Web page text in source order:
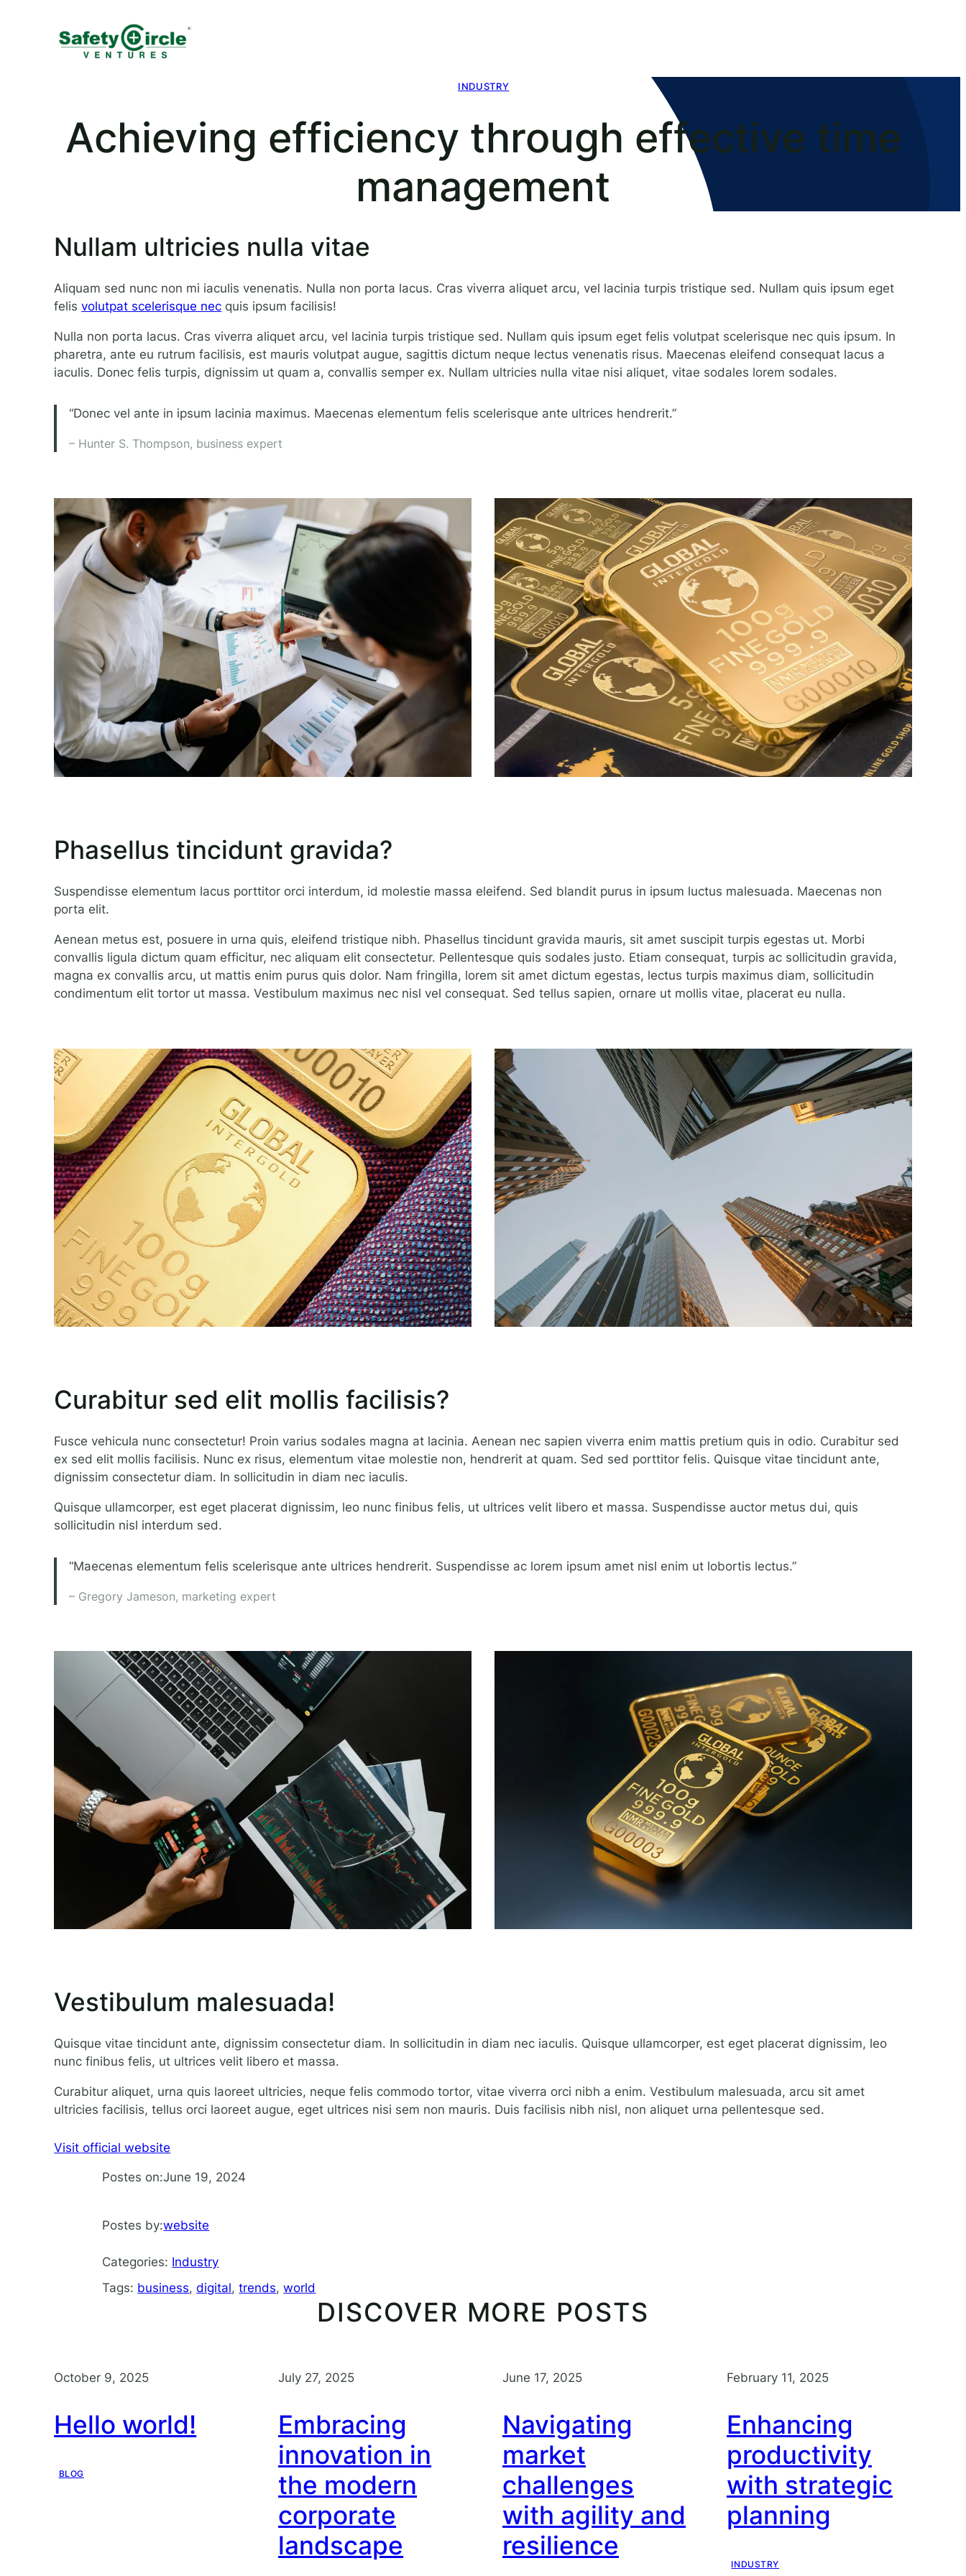
INDUSTRY
Achieving efficiency through effective time
management
Nullam ultricies nulla vitae
Aliquam sed nunc non mi iaculis venenatis. Nulla non porta lacus. Cras viverra aliquet arcu, vel lacinia turpis tristique sed. Nullam quis ipsum eget
felisvolutpat scelerisque nec quis ipsum facilisis!
Nulla non porta lacus. Cras viverra aliquet arcu, vel lacinia turpis tristique sed. Nullam quis ipsum eget felis volutpat scelerisque nec quis ipsum. In
pharetra, ante eu rutrum facilisis, est mauris volutpat augue, sagittis dictum neque lectus venenatis risus. Maecenas eleifend consequat lacus a
iaculis. Donec felis turpis, dignissim ut quam a, convallis semper ex. Nullam ultricies nulla vitae nisi aliquet, vitae sodales lorem sodales.
“Donec vel ante in ipsum lacinia maximus. Maecenas elementum felis scelerisque ante ultrices hendrerit.”
– Hunter S. Thompson, business expert
Phasellus tincidunt gravida?
Suspendisse elementum lacus porttitor orci interdum, id molestie massa eleifend. Sed blandit purus in ipsum luctus malesuada. Maecenas non
porta elit.
Aenean metus est, posuere in urna quis, eleifend tristique nibh. Phasellus tincidunt gravida mauris, sit amet suscipit turpis egestas ut. Morbi
convallis ligula dictum quam efficitur, nec aliquam elit consectetur. Pellentesque quis sodales justo. Etiam consequat, turpis ac sollicitudin gravida,
magna ex convallis arcu, ut mattis enim purus quis dolor. Nam fringilla, lorem sit amet dictum egestas, lectus turpis maximus diam, sollicitudin
condimentum elit tortor ut massa. Vestibulum maximus nec nisl vel consequat. Sed tellus sapien, ornare ut mollis vitae, placerat eu nulla.
Curabitur sed elit mollis facilisis?
Fusce vehicula nunc consectetur! Proin varius sodales magna at lacinia. Aenean nec sapien viverra enim mattis pretium quis in odio. Curabitur sed
ex sed elit mollis facilisis. Nunc ex risus, elementum vitae molestie non, hendrerit at quam. Sed sed porttitor felis. Quisque vitae tincidunt ante,
dignissim consectetur diam. In sollicitudin in diam nec iaculis.
Quisque ullamcorper, est eget placerat dignissim, leo nunc finibus felis, ut ultrices velit libero et massa. Suspendisse auctor metus dui, quis
sollicitudin nisl interdum sed.
“Maecenas elementum felis scelerisque ante ultrices hendrerit. Suspendisse ac lorem ipsum amet nisl enim ut lobortis lectus.”
– Gregory Jameson, marketing expert
Vestibulum malesuada!
Quisque vitae tincidunt ante, dignissim consectetur diam. In sollicitudin in diam nec iaculis. Quisque ullamcorper, est eget placerat dignissim, leo
nunc finibus felis, ut ultrices velit libero et massa.
Curabitur aliquet, urna quis laoreet ultricies, neque felis commodo tortor, vitae viverra orci nibh a enim. Vestibulum malesuada, arcu sit amet
ultricies facilisis, tellus orci laoreet augue, eget ultrices nisi sem non mauris. Duis facilisis nibh nisl, non aliquet urna pellentesque sed.
Visit official website
Postes on:June 19, 2024
Postes by:website
Categories: Industry
Tags: business, digital, trends, world
DISCOVER MORE POSTS
October 9, 2025
Hello world!
BLOG
July 27, 2025
Embracing
innovation in
the modern
corporate
landscape
June 17, 2025
Navigating
market
challenges
with agility and
resilience
February 11, 2025
Enhancing
productivity
with strategic
planning
INDUSTRY